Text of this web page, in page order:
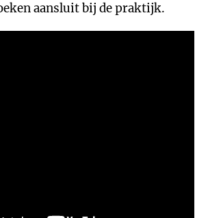
aansluit bij de praktijk.